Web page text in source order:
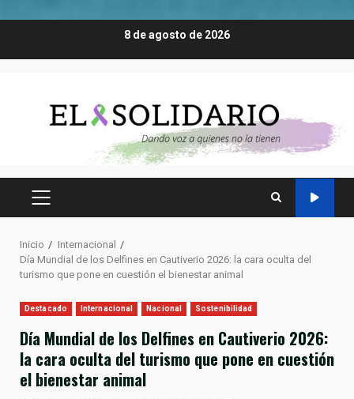
8 de agosto de 2026
MENÚ
Inicio
Internacional
Día Mundial de los Delfines en Cautiverio 2026: la cara oculta del
turismo que pone en cuestión el bienestar animal
Destacado Internacional Nacional Sostenibilidad
Día Mundial de los Delfines en Cautiverio 2026:
la cara oculta del turismo que pone en cuestión
el bienestar animal